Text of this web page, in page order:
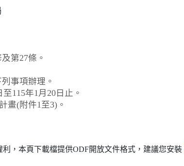
第27條。
事項辦理。
115年1月20日止。
畫(附件1至3)。
，本頁下載檔提供ODF開放文件格式，建議您安裝